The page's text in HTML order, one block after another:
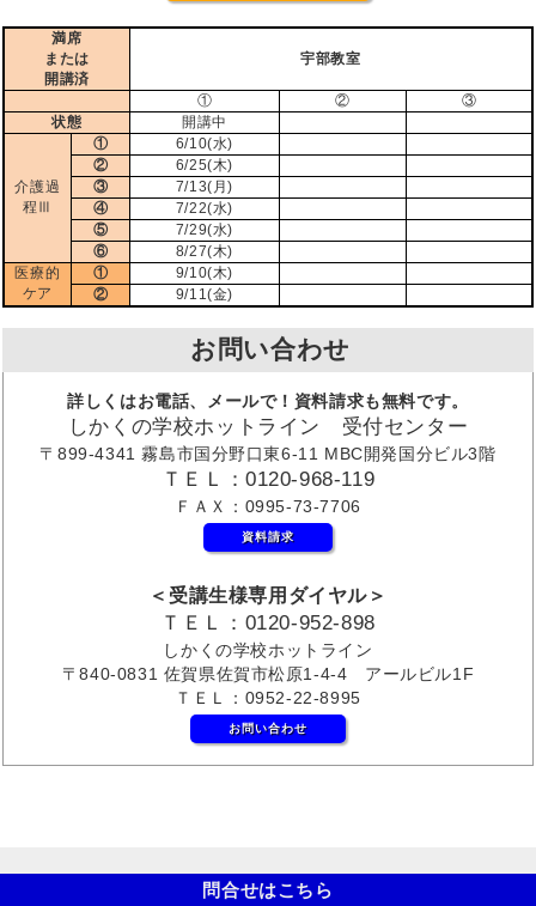
満席
または
開講済
宇部教室
① ②
③
状態
開講中
介護過
程Ⅲ
①
6/10(水)
②
6/25(木)
③
7/13(月)
④
7/22(水)
⑤
7/29(水)
⑥
8/27(木)
医療的
ケア
①
9/10(木)
②
9/11(金)
お問い合わせ
詳しくはお電話、メールで！資料請求も無料です。
しかくの学校ホットライン 受付センター
〒899-4341 霧島市国分野口東6-11 MBC開発国分ビル3階
ＴＥＬ：0120-968-119
ＦＡＸ：0995-73-7706
資料請求
＜受講生様専用ダイヤル＞
ＴＥＬ：0120-952-898
しかくの学校ホットライン
〒840-0831 佐賀県佐賀市松原1-4-4 アールビル1F
ＴＥＬ：0952-22-8995
お問い合わせ
問合せはこちら